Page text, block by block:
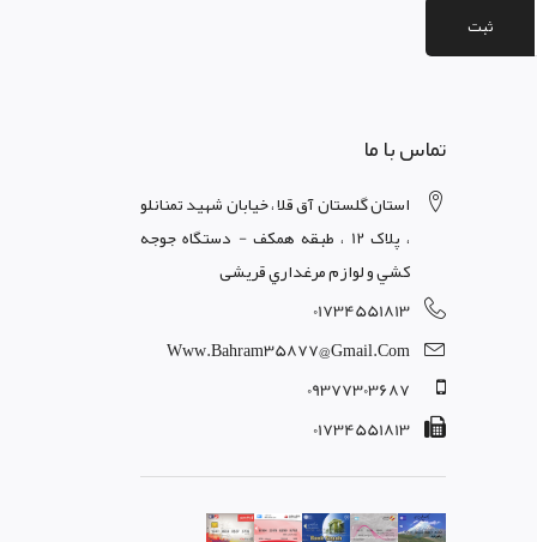
ثبت
تماس با ما
استان گلستان آق قلا ، خيابان شهيد تمنانلو
، پلاک 12 ، طبقه همکف - دستگاه جوجه
کشي و لوازم مرغداري قریشی
01734551813
Www.bahram35877@gmail.com
09377303687
01734551813